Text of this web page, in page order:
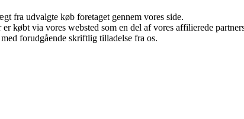
fra udvalgte køb foretaget gennem vores side.
købt via vores websted som en del af vores affilierede
forudgående skriftlig tilladelse fra os.